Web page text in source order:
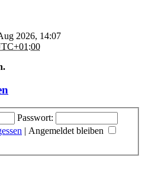
2026, 14:07
Passwort:
| Angemeldet bleiben